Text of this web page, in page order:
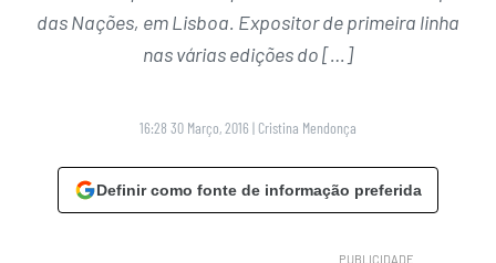
das Nações, em Lisboa. Expositor de primeira linha
nas várias edições do […]
16:28 30 Março, 2016 | Cristina Mendonça
Definir como fonte de informação preferida